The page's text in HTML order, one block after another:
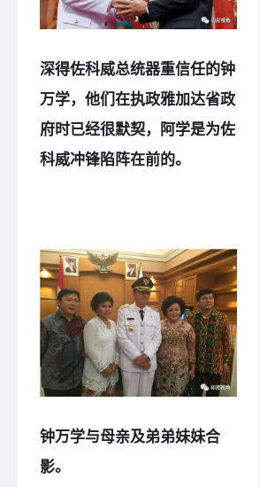
深得佐科威总统器重信任的钟
万学，他们在执政雅加达省政
府时已经很默契，阿学是为佐
科威冲锋陷阵在前的。
钟万学与母亲及弟弟妹妹合
影。